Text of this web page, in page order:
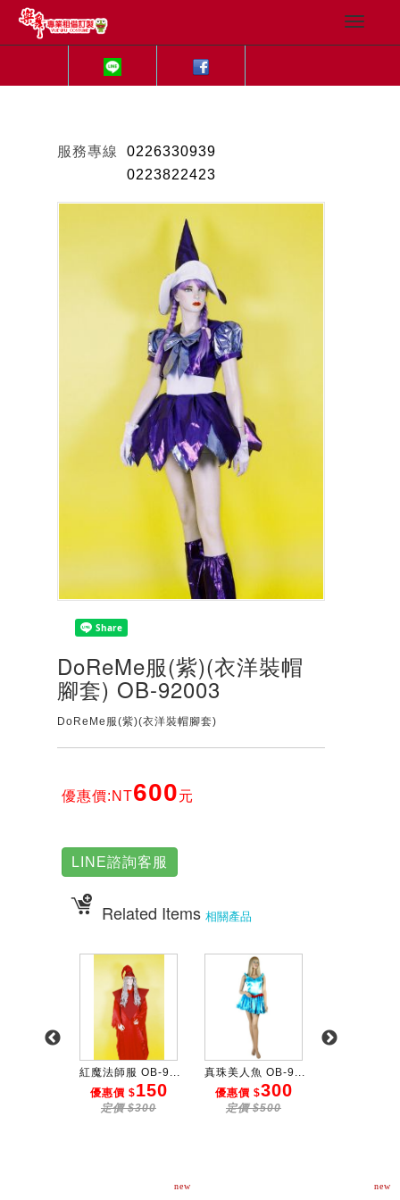
服務專線
0226330939
0223822423
DoReMe服(紫)(衣洋裝帽
腳套) OB-92003
DoReMe服(紫)(衣洋裝帽腳套)
優惠價:NT600元
LINE諮詢客服
Related Items 相關產品
紅魔法師服 OB-9...
優惠價 $150
定價 $300
真珠美人魚 OB-9...
優惠價 $300
定價 $500
new new